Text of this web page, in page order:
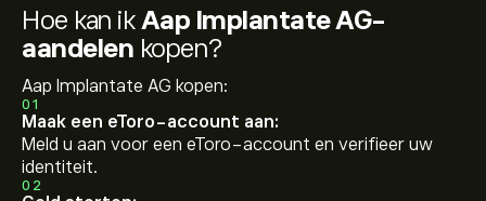
Hoe kan ik Aap Implantate AG-
aandelen kopen?
Aap Implantate AG kopen:
01
Maak een eToro-account aan:
Meld u aan voor een eToro-account en verifieer uw
identiteit.
02